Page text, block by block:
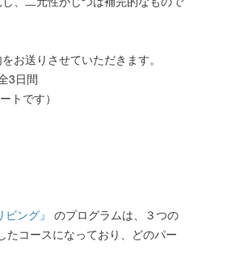
お送りさせていただきます。
3日間
です）
ング』
のプログラムは、３つの
たコースになっており、どのパー